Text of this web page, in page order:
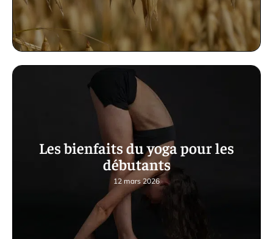
Les bienfaits du yoga pour les
débutants
12 mars 2026